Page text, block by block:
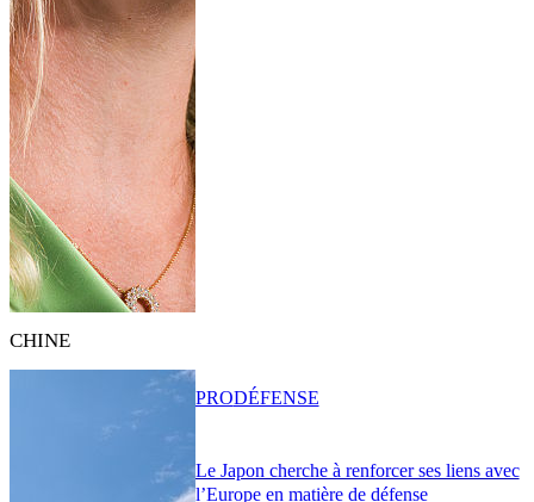
CHINE
Le Japon cherche à renforcer ses liens avec
l’Europe en matière de défense
PRODÉFENSE